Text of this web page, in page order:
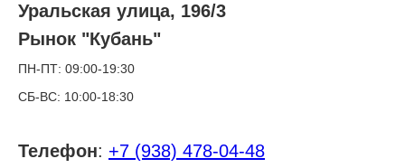
Уральская улица, 196/3
Рынок "Кубань"
ПН-ПТ: 09:00-19:30
СБ-ВС: 10:00-18:30
Телефон: +7 (938) 478-04-48